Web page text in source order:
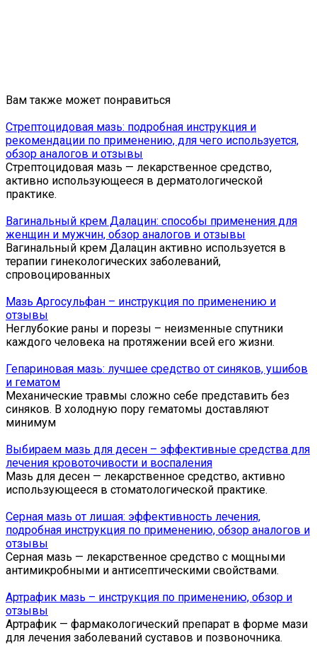
Вам также может понравиться
Стрептоцидовая мазь: подробная инструкция и
рекомендации по применению, для чего используется,
обзор аналогов и отзывы
Стрептоцидовая мазь — лекарственное средство,
активно использующееся в дерматологической
практике.
Вагинальный крем Далацин: способы применения для
женщин и мужчин, обзор аналогов и отзывы
Вагинальный крем Далацин активно используется в
терапии гинекологических заболеваний,
спровоцированных
Мазь Аргосульфан – инструкция по применению и
отзывы
Неглубокие раны и порезы – неизменные спутники
каждого человека на протяжении всей его жизни.
Гепариновая мазь: лучшее средство от синяков, ушибов
и гематом
Механические травмы сложно себе представить без
синяков. В холодную пору гематомы доставляют
минимум
Выбираем мазь для десен – эффективные средства для
лечения кровоточивости и воспаления
Мазь для десен — лекарственное средство, активно
использующееся в стоматологической практике.
Серная мазь от лишая: эффективность лечения,
подробная инструкция по применению, обзор аналогов и
отзывы
Серная мазь — лекарственное средство с мощными
антимикробными и антисептическими свойствами.
Артрафик мазь – инструкция по применению, обзор и
отзывы
Артрафик — фармакологический препарат в форме мази
для лечения заболеваний суставов и позвоночника.